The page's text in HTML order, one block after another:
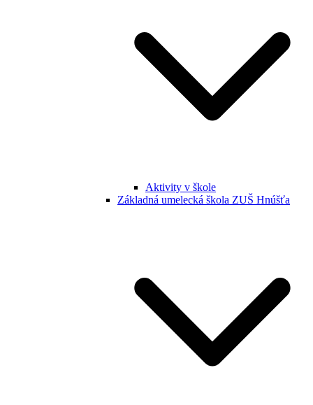
Aktivity v škole
Základná umelecká škola ZUŠ Hnúšťa